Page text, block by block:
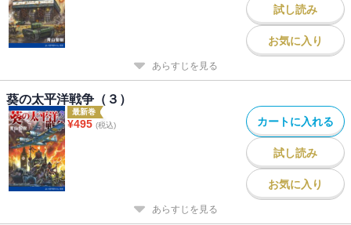
試し読み
お気に入り
あらすじを見る
葵の太平洋戦争（３）
最新巻
¥495 (税込) カートに入れる
試し読み
お気に入り
あらすじを見る